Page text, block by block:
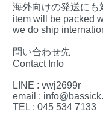
海外向けの発送にも
item will be packed
we do ship
問い合わせ先
Contact Info
LINE : vwj2699r
email :
TEL : 045 534 7133